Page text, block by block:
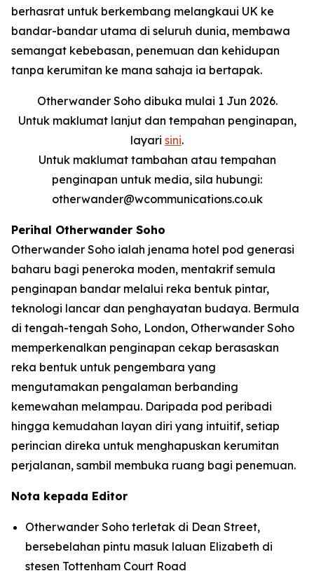
berhasrat untuk berkembang melangkaui UK ke
bandar-bandar utama di seluruh dunia, membawa
semangat kebebasan, penemuan dan kehidupan
tanpa kerumitan ke mana sahaja ia bertapak.
Otherwander Soho dibuka mulai 1 Jun 2026.
Untuk maklumat lanjut dan tempahan penginapan,
layari sini.
Untuk maklumat tambahan atau tempahan
penginapan untuk media, sila hubungi:
otherwander@wcommunications.co.uk
Perihal Otherwander Soho
Otherwander Soho ialah jenama hotel pod generasi
baharu bagi peneroka moden, mentakrif semula
penginapan bandar melalui reka bentuk pintar,
teknologi lancar dan penghayatan budaya. Bermula
di tengah-tengah Soho, London, Otherwander Soho
memperkenalkan penginapan cekap berasaskan
reka bentuk untuk pengembara yang
mengutamakan pengalaman berbanding
kemewahan melampau. Daripada pod peribadi
hingga kemudahan layan diri yang intuitif, setiap
perincian direka untuk menghapuskan kerumitan
perjalanan, sambil membuka ruang bagi penemuan.
Nota kepada Editor
Otherwander Soho terletak di Dean Street,
bersebelahan pintu masuk laluan Elizabeth di
stesen Tottenham Court Road